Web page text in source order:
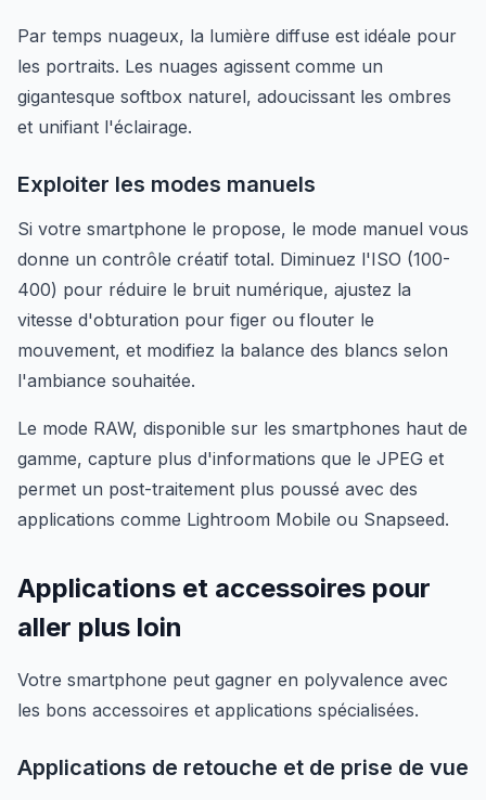
Par temps nuageux, la lumière diffuse est idéale pour
les portraits. Les nuages agissent comme un
gigantesque softbox naturel, adoucissant les ombres
et unifiant l'éclairage.
Exploiter les modes manuels
Si votre smartphone le propose, le mode manuel vous
donne un contrôle créatif total. Diminuez l'ISO (100-
400) pour réduire le bruit numérique, ajustez la
vitesse d'obturation pour figer ou flouter le
mouvement, et modifiez la balance des blancs selon
l'ambiance souhaitée.
Le mode RAW, disponible sur les smartphones haut de
gamme, capture plus d'informations que le JPEG et
permet un post-traitement plus poussé avec des
applications comme Lightroom Mobile ou Snapseed.
Applications et accessoires pour
aller plus loin
Votre smartphone peut gagner en polyvalence avec
les bons accessoires et applications spécialisées.
Applications de retouche et de prise de vue